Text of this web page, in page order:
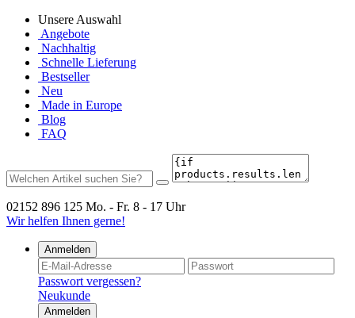
Unsere Auswahl
Angebote
Nachhaltig
Schnelle Lieferung
Bestseller
Neu
Made in Europe
Blog
FAQ
02152 896 125 Mo. - Fr. 8 - 17 Uhr
Wir helfen Ihnen gerne!
Anmelden
Passwort vergessen?
Neukunde
Anmelden